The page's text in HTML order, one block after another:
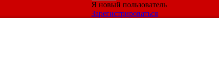
Я новый пользователь
Зарегистрироваться